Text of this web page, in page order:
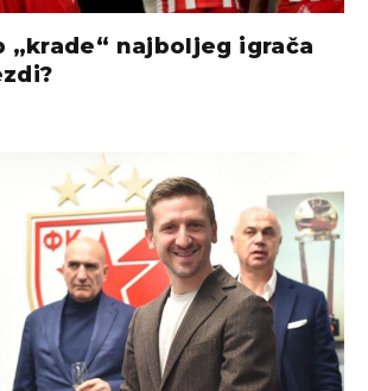
„krade“ najboljeg igrača